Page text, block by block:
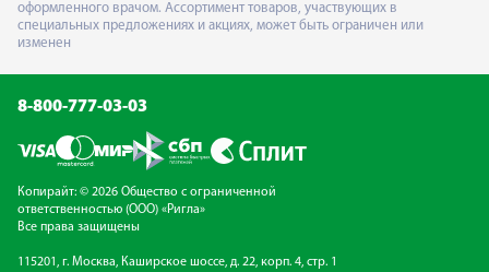
оформленного врачом. Ассортимент товаров, участвующих в
специальных предложениях и акциях, может быть ограничен или
изменен
8-800-777-03-03
Копирайт: © 2026 Общество с ограниченной
ответственностью (ООО) «Ригла»
Все права защищены
115201, г. Москва, Каширское шоссе, д. 22, корп. 4, стр. 1